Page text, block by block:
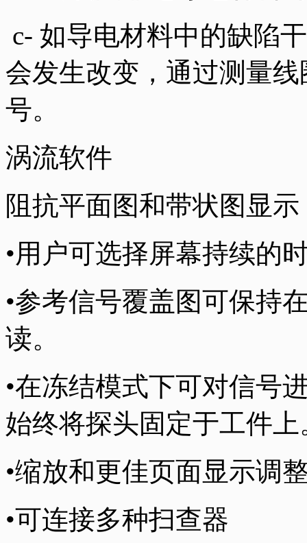
c- 如导电材料中的缺陷
会发生改变，通过测量
号。
涡流软件
阻抗平面图和带状图显示
•用户可选择屏幕持续的
•参考信号覆盖图可保持
读。
•在冻结模式下可对信号
始终将探头固定于工件
•缩放和更佳页面显示调
•可连接多种扫查器